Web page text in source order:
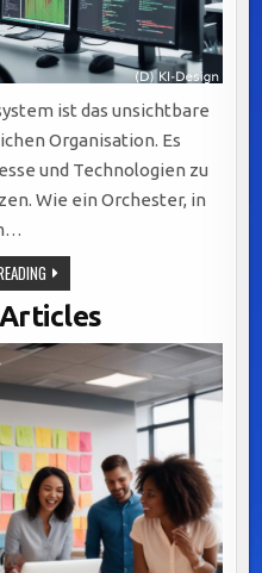
ist das unsichtbare
Organisation. Es
und Technologien zu
Wie ein Orchester, in
EFFIZIENTE
WORKFLOWSYSTEME:
DER
SCHLÜSSEL
ZU
ERFOLGREICHER
KOMMUNIKATION
UND
AGILER